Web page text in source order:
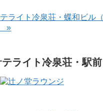
ライト冷泉荘・蝶和ビル
»
テライト冷泉荘・駅